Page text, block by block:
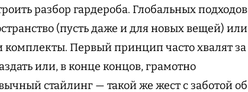
разбор гардероба. Глобальных подходов
(пусть даже и для новых вещей) или
Первый принцип часто хвалят за
или, в конце концов, грамотно
стайлинг — такой же жест с заботой об